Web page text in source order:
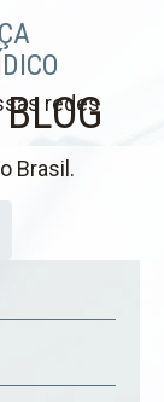
redes
Brasil.